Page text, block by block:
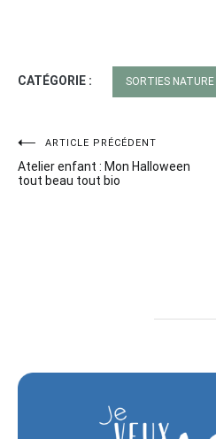
CATÉGORIE : SORTIES NATURE
Navigation
de
ARTICLE PRÉCÉDENT
Atelier enfant : Mon Halloween
tout beau tout bio